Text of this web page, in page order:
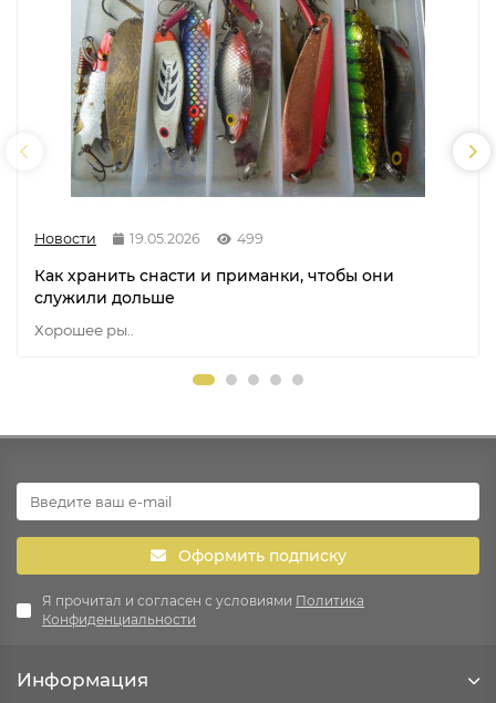
Новости 19.05.2026 499
Как хранить снасти и приманки, чтобы они
служили дольше
Хорошее ры..
Оформить подписку
Я прочитал и согласен с условиями Политика
Конфиденциальности
Информация